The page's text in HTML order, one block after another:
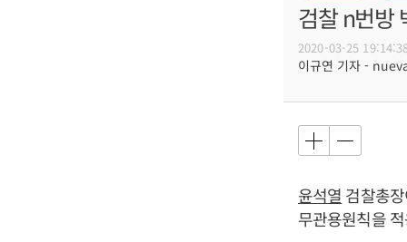
검찰 n번방
2020-03-25
이규연 기자 -
윤석열 검찰총
무관용원칙을